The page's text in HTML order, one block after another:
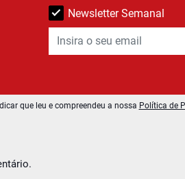
Newsletter Semanal
que leu e compreendeu a nossa Política de